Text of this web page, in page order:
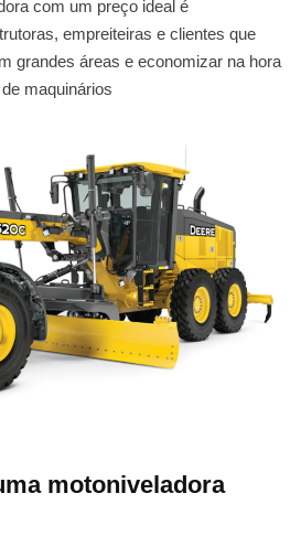
com um preço ideal é
empreiteiras e clientes que
grandes áreas e economizar na hora
maquinários
motoniveladora